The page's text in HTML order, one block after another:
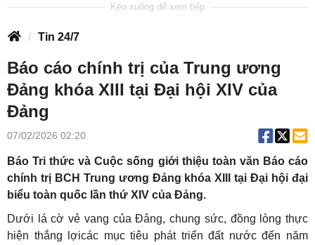
Tin 24/7
Báo cáo chính trị của Trung ương
Đảng khóa XIII tại Đại hội XIV của
Đảng
07/02/2026 02:20
Báo Tri thức và Cuộc sống giới thiệu toàn văn Báo cáo
chính trị BCH Trung ương Đảng khóa XIII tại Đại hội đại
biểu toàn quốc lần thứ XIV của Đảng.
Dưới lá cờ vẻ vang của Đảng, chung sức, đồng lòng thực
hiện thắng lợicác mục tiêu phát triển đất nước đến năm